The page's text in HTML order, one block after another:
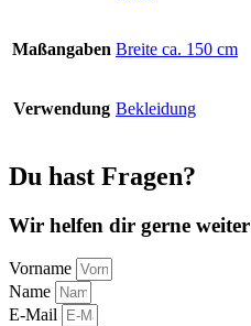
Maßangaben Breite ca. 150 cm
Verwendung Bekleidung
Du hast Fragen?
Wir helfen dir gerne weiter
Vorname
Name
E-Mail